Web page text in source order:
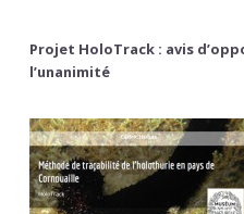
Projet HoloTrack : avis
l’unanimité